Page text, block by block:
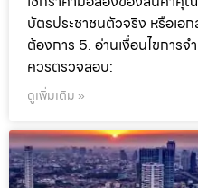
บัตรประชาชนตัวจริง หรือเอ
ต้องการ 5. อ่านเงื่อนไขการ
ควรตรวจสอบ:
ดูเพิ่มเติม »